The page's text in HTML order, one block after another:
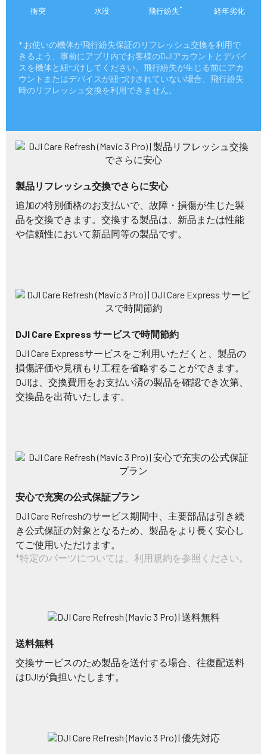
衝突 水没 飛行紛失* 経年劣化
* お使いの機体が飛行紛失保証のリフレッシュ交換を利用で
きるよう、事前にアプリ内でお客様のDJIアカウントとデバイ
スを機体と紐づけしてください。飛行紛失が生じる前にアカ
ウントまたはデバイスが紐づけされていない場合、飛行紛失
時のリフレッシュ交換を利用できません。
製品リフレッシュ交換でさらに安心
追加の特別価格のお支払いで、故障・損傷が生じた製
品を交換できます。交換する製品は、新品または性能
や信頼性において新品同等の製品です。
DJI Care Express サービスで時間節約
DJI Care Expressサービスをご利用いただくと、製品の
損傷評価や見積もり工程を省略することができます。
DJIは、交換費用をお支払い済の製品を確認でき次第、
交換品を出荷いたします。
安心で充実の公式保証プラン
DJI Care Refreshのサービス期間中、主要部品は引き続
き公式保証の対象となるため、製品をより長く安心し
てご使用いただけます。
*特定のパーツについては、利用規約を参照ください。
送料無料
交換サービスのため製品を送付する場合、往復配送料
はDJIが負担いたします。